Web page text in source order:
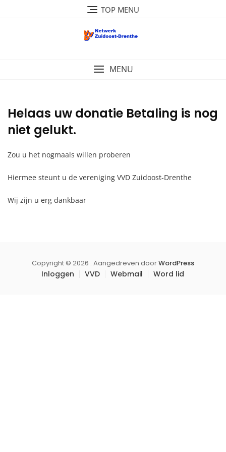
TOP MENU
MENU
Helaas uw donatie Betaling is nog
niet gelukt.
Zou u het nogmaals willen proberen
Hiermee steunt u de vereniging VVD Zuidoost-Drenthe
Wij zijn u erg dankbaar
Copyright © 2026 . Aangedreven doorWordPress
Inloggen VVD Webmail Word lid